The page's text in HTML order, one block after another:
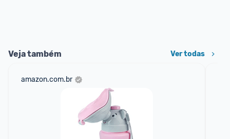
Veja também Ver todas
amazon.com.br